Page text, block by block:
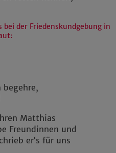
bei der Friedenskundgebung in
Matthias
Freundinnen und
er‘s für uns